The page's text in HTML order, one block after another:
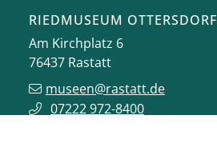
RIEDMUSEUM OTTERSDORF
Am Kirchplatz 6
76437 Rastatt
museen@rastatt.de
07222 972-8400